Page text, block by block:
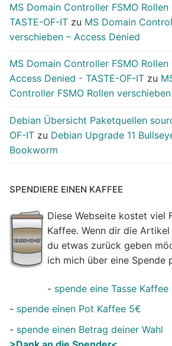
MS Domain Controller FSMO
TASTE-OF-IT zu MS Domain
verschieben – Access Denied
MS Domain Controller FSMO
Access Denied - TASTE-OF-IT zu
Controller FSMO Rollen verschieben
Debian Übersicht Paketquellen
OF-IT zu Debian Upgrade 11
Bookworm
SPENDIERE EINEN KAFFEE
Diese Webseite kostet viel
Kaffee. Wenn dir die
du etwas zurück geben
ich mich über eine Spende
- spende eine Tasse Kaffee
- spende einen Pot Kaffee 5€
- spende einen Betrag deiner Wahl